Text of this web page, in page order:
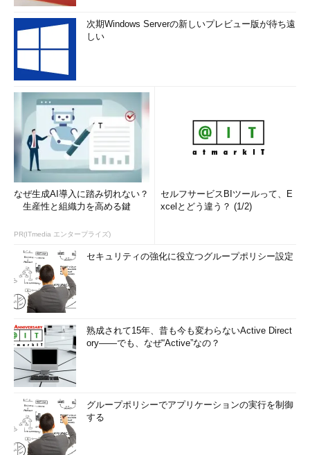
次期Windows Serverの新しいプレビュー版が待ち遠
しい
なぜ生成AI導入に踏み切れない？
生産性と組織力を高める鍵
PR(ITmedia エンタープライズ)
セルフサービスBIツールって、E
xcelとどう違う？ (1/2)
セキュリティの強化に役立つグループポリシー設定
熟成されて15年、昔も今も変わらないActive Direct
ory――でも、なぜ“Active”なの？
グループポリシーでアプリケーションの実行を制御
する